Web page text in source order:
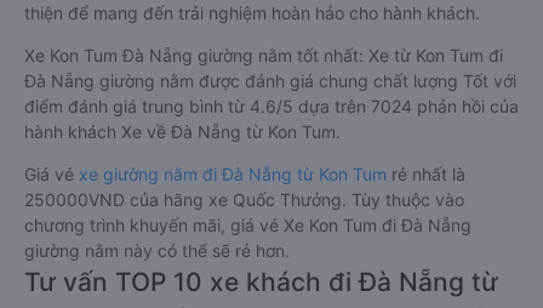
thiện để mang đến trải nghiệm hoàn hảo cho hành khách.
Xe Kon Tum Đà Nẵng giường nằm tốt nhất: Xe từ Kon Tum đi
Đà Nẵng giường nằm được đánh giá chung chất lượng Tốt với
điểm đánh giá trung bình từ 4.6/5 dựa trên 7024 phản hồi của
hành khách Xe về Đà Nẵng từ Kon Tum.
Giá vé xe giường nằm đi Đà Nẵng từ Kon Tum rẻ nhất là
250000VND của hãng xe Quốc Thưởng. Tùy thuộc vào
chương trình khuyến mãi, giá vé Xe Kon Tum đi Đà Nẵng
giường nằm này có thể sẽ rẻ hơn.
Tư vấn TOP 10 xe khách đi Đà Nẵng từ